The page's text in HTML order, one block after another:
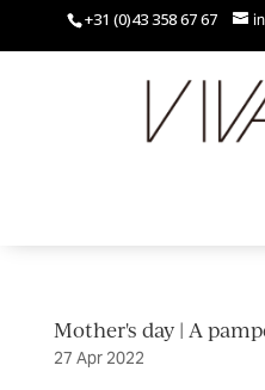
+31 (0)43 358 67 67
Mother's day | A
27 Apr 2022